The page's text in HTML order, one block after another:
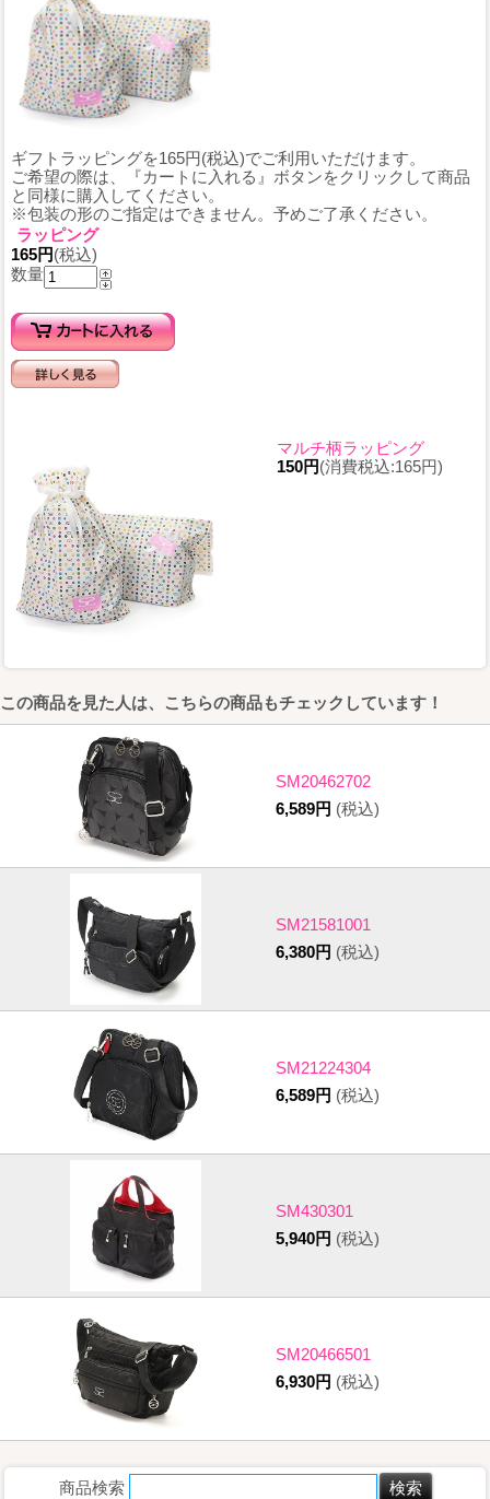
ギフトラッピングを165円(税込)でご利用いただけます。
ご希望の際は、『カートに入れる』ボタンをクリックして商品
と同様に購入してください。
※包装の形のご指定はできません。予めご了承ください。
ラッピング
165円(税込)
数量
マルチ柄ラッピング
150円(消費税込:165円)
この商品を見た人は、こちらの商品もチェックしています！
SM20462702
6,589円 (税込)
SM21581001
6,380円 (税込)
SM21224304
6,589円 (税込)
SM430301
5,940円 (税込)
SM20466501
6,930円 (税込)
商品検索